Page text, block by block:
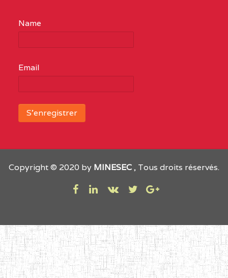
Name
Email
Copyright © 2020 by MINESEC, Tous droits réservés.